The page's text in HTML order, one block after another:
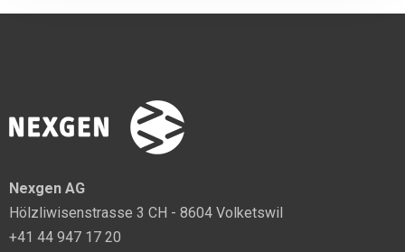
Nexgen AG
Hölzliwisenstrasse 3 CH - 8604 Volketswil
+41 44 947 17 20